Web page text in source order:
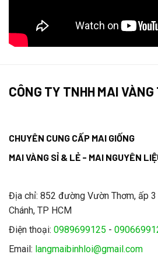
CÔNG TY TNHH MAI VÀNG
CHUYÊN CUNG CẤP MAI GIỐNG
MAI VÀNG SỈ & LẺ - MAI NGUYÊN
Địa chỉ: 852 đường Vườn Thơm, ấp 3
Chánh, TP HCM
Điện thoại: 0989699125 -
Email: langmaibinhloi@gmail.com